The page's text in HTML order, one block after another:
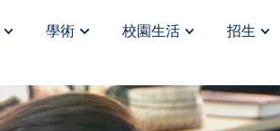
學術 校園生活 招生